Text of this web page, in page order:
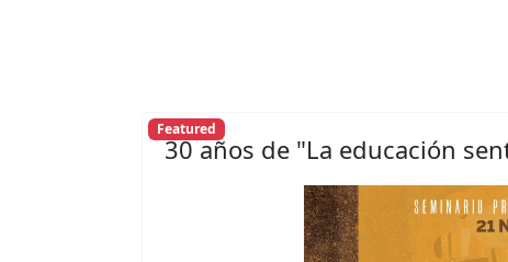
Featured
30 años de "La educación